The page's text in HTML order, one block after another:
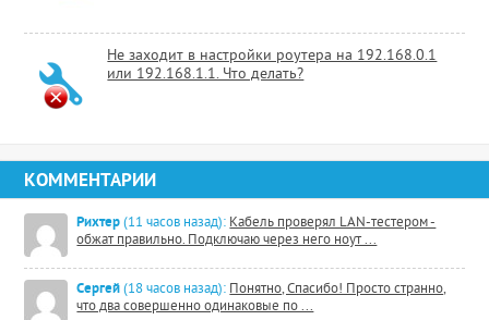
Не заходит в настройки роутера на 192.168.0.1
или 192.168.1.1. Что делать?
КОММЕНТАРИИ
Рихтер (11 часов назад): Кабель проверял LAN-тестером -
обжат правильно. Подключаю через него ноут ...
Сергей (18 часов назад): Понятно, Спасибо! Просто странно,
что два совершенно одинаковые по ...